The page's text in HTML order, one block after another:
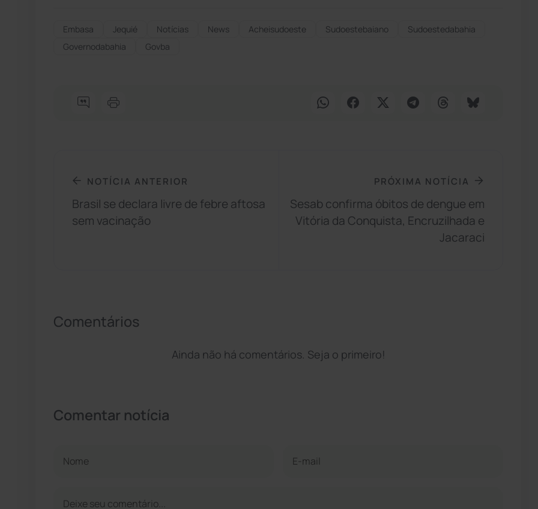
Embasa Jequié Notícias News Acheisudoeste Sudoestebaiano
Sudoestedabahia
Governodabahia
Govba
NOTÍCIA ANTERIOR
Brasil se declara livre de febre aftosa
sem vacinação
PRÓXIMA NOTÍCIA
Sesab confirma óbitos de dengue em
Vitória da Conquista, Encruzilhada e
Jacaraci
Comentários
Ainda não há comentários. Seja o primeiro!
Comentar notícia